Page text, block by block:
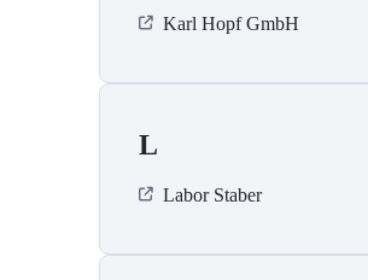
Karl Hopf GmbH
L
Labor Staber